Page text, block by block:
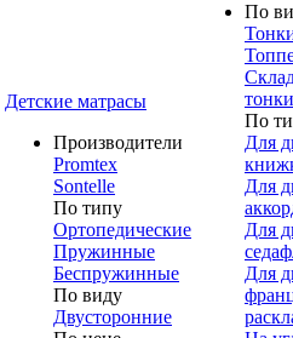
Детские матрасы
Производители
Promtex
Sontelle
По типу
Ортопедические
Пружинные
Беспружинные
По виду
Двусторонние
По
По
Для
Для
Для
Для